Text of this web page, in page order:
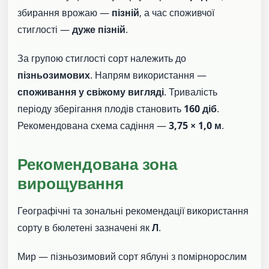
збирання врожаю — пізній, а час споживчої
стиглості —дуже пізній.
За групою стиглості сорт належить до
пізньозимових. Напрям використання —
споживання у свіжому вигляді. Тривалість
періоду зберігання плодів становить 160 діб.
Рекомендована схема садіння —3,75 × 1,0 м.
Рекомендована зона
вирощування
Географічні та зональні рекомендації використання
сорту в бюлетені зазначені якЛ.
Мир — пізньозимовий сорт яблуні з помірнорослим